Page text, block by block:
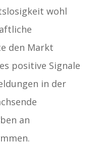
wohl
den Markt
positive Signale
in der
an